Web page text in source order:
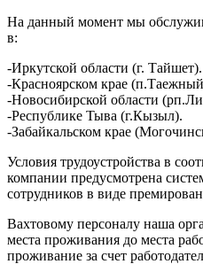
На данный момент мы
в:
-Иркутской области (г. Тайшет).
-Красноярском крае
-Новосибирской области
-Республике Тыва (г.Кызыл).
-Забайкальском крае
Условия трудоустройства в
компании предусмотрена
сотрудников в виде
Вахтовому персоналу наша
места проживания до места
проживание за счет